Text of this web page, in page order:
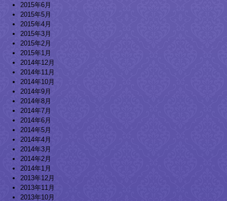
2015年6月
2015年5月
2015年4月
2015年3月
2015年2月
2015年1月
2014年12月
2014年11月
2014年10月
2014年9月
2014年8月
2014年7月
2014年6月
2014年5月
2014年4月
2014年3月
2014年2月
2014年1月
2013年12月
2013年11月
2013年10月